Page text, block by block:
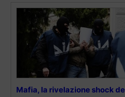
Mafia, la rivelazione shock